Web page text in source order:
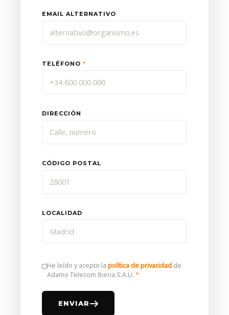
EMAIL ALTERNATIVO
TELÉFONO *
DIRECCIÓN
CÓDIGO POSTAL
LOCALIDAD
He leído y acepto la política de privacidadde
Adamo Telecom Iberia S.A.U. *
ENVIAR